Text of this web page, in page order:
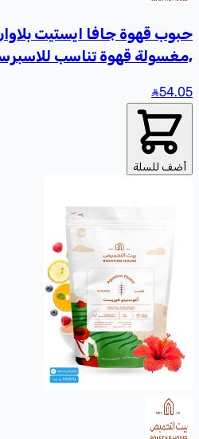
حبوب قهوة جافا ايستيت
54.05
أضف للسلة